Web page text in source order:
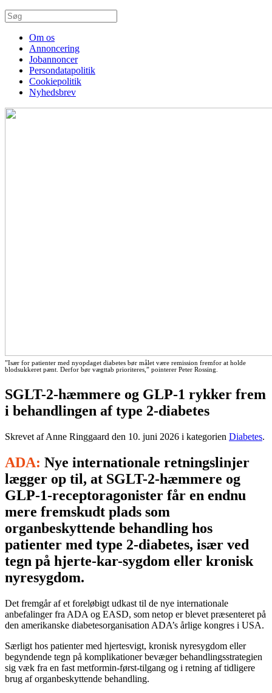
Om os
Annoncering
Jobannoncer
Persondatapolitik
Cookiepolitik
Nyhedsbrev
”Især for patienter med nyopdaget diabetes bør målet være remission fremfor at holde
blodsukkeret pænt. Derfor bør vægttab prioriteres,” pointerer Peter Rossing.
SGLT-2-hæmmere og GLP-1 rykker frem
i behandlingen af type 2-diabetes
Skrevet af Anne Ringgaard den 10. juni 2026 i kategorien Diabetes.
ADA: Nye internationale retningslinjer
lægger op til, at SGLT-2-hæmmere og
GLP-1-receptoragonister får en endnu
mere fremskudt plads som
organbeskyttende behandling hos
patienter med type 2-diabetes, især ved
tegn på hjerte-kar-sygdom eller kronisk
nyresygdom.
Det fremgår af et foreløbigt udkast til de nye internationale
anbefalinger fra ADA og EASD, som netop er blevet præsenteret på
den amerikanske diabetesorganisation ADA’s årlige kongres i USA.
Særligt hos patienter med hjertesvigt, kronisk nyresygdom eller
begyndende tegn på komplikationer bevæger behandlingsstrategien
sig væk fra en fast metformin-først-tilgang og i retning af tidligere
brug af organbeskyttende behandling.